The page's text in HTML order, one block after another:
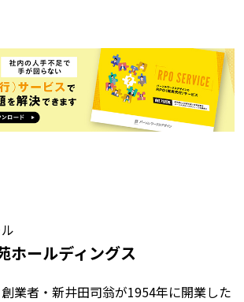
ホールディングス
業者・新井田司翁が1954年に開業した